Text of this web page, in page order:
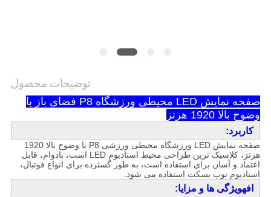
توضیحات محصول
صفحه نمایش LED محیطی ورزشگاه P8 فضای باز با
وضوح بالا 1920 هرتز
کاربرد:
صفحه نمایش LED ورزشگاه محیطی ورزشی P8 با وضوح بالا 1920
هرتز، کلاسیک ترین طراحی محیط استادیوم LED است، بادوام، قابل
اعتماد و آسان برای استفاده است، به طور گسترده برای انواع فوتبال،
استادیوم توپ بسکت استفاده می شود.
افهویژگی ها و مزایا: